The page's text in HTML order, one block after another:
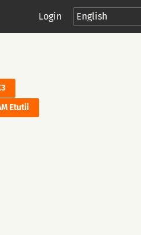
Login
Etutii